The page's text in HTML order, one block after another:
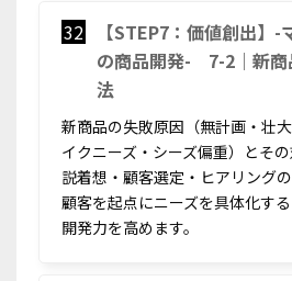
32
【STEP7：価値創出】
の商品開発- 7-2｜新商
法
新商品の失敗原因（無計画・壮
イクニーズ・シーズ偏重）とそ
説着想・顧客選定・ヒアリング
顧客を起点にニーズを具体化す
開発力を高めます。